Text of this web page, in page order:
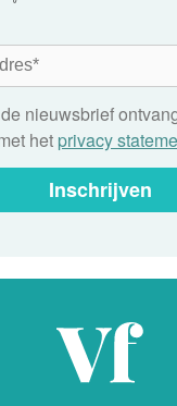
nieuwsbrief
het privacy
Inschrijven